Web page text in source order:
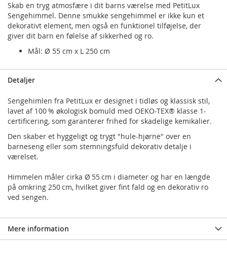
Skab en tryg atmosfære i dit barns værelse med PetitLux
Sengehimmel. Denne smukke sengehimmel er ikke kun et
dekorativt element, men også en funktionel tilføjelse, der
giver dit barn en følelse af sikkerhed og ro.
Mål: Ø 55 cm x L 250 cm
Detaljer
Sengehimlen fra PetitLux er designet i tidløs og klassisk stil,
lavet af 100 % økologisk bomuld med OEKO-TEX® klasse 1-
certificering, som garanterer frihed for skadelige kemikalier.
Den skaber et hyggeligt og trygt "hule-hjørne" over en
barneseng eller som stemningsfuld dekorativ detalje i
værelset.
Himmelen måler cirka Ø 55 cm i diameter og har en længde
på omkring 250 cm, hvilket giver fint fald og en dekorativ ro
ved sengen.
Mere information